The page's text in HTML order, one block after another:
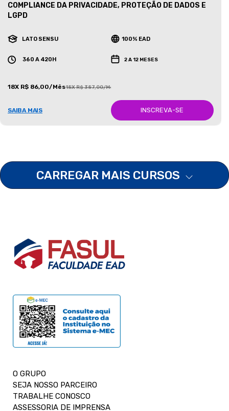
COMPLIANCE DA PRIVACIDADE, PROTEÇÃO DE DADOS E
LGPD
LATO SENSU 100% EAD
360 A 420H 2 A 12 MESES
18X R$ 86,00/Mês18X R$ 387,00/Mês
SAIBA MAIS INSCREVA-SE
CARREGAR MAIS CURSOS
O GRUPO
SEJA NOSSO PARCEIRO
TRABALHE CONOSCO
ASSESSORIA DE IMPRENSA